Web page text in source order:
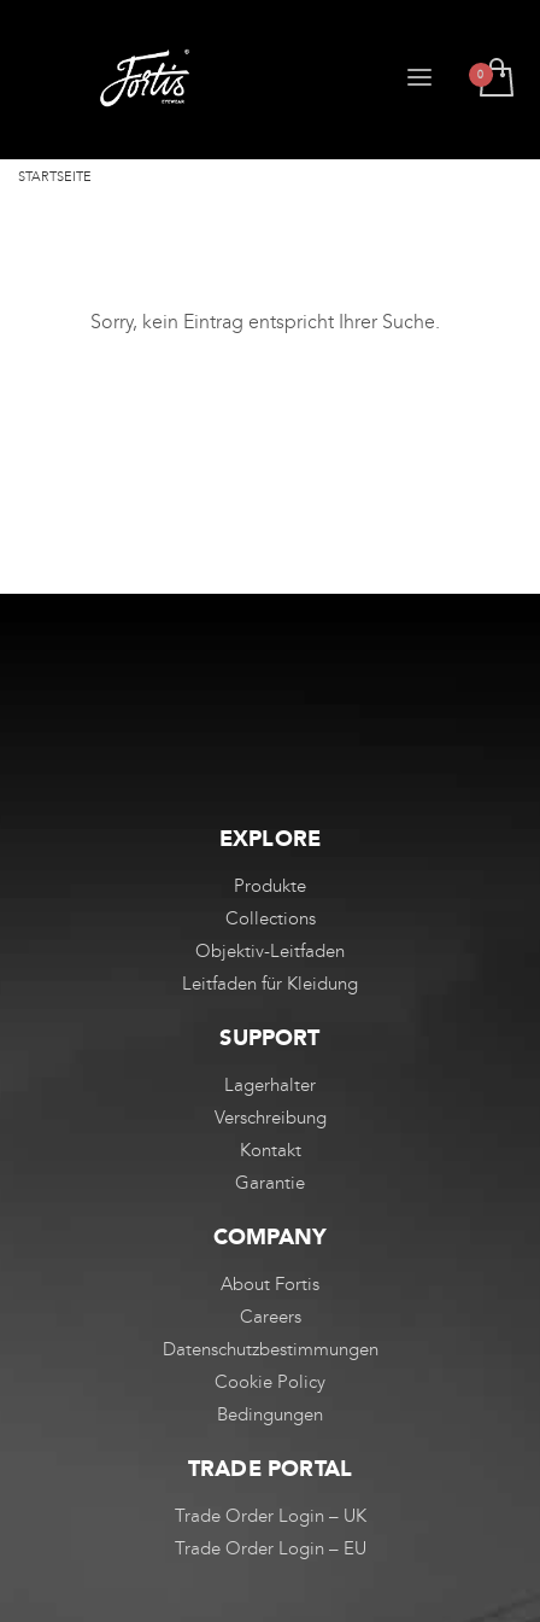
STARTSEITE
Sorry, kein Eintrag entspricht Ihrer Suche.
EXPLORE
Produkte
Collections
Objektiv-Leitfaden
Leitfaden für Kleidung
SUPPORT
Lagerhalter
Verschreibung
Kontakt
Garantie
COMPANY
About Fortis
Careers
Datenschutzbestimmungen
Cookie Policy
Bedingungen
TRADE PORTAL
Trade Order Login – UK
Trade Order Login – EU